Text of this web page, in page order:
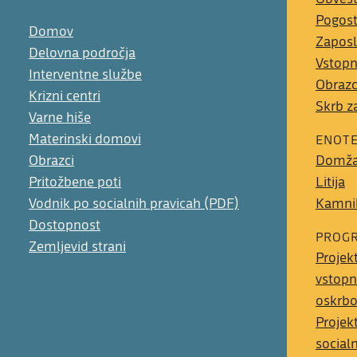
Domov
Delovna področja
Interventne službe
Krizni centri
Varne hiše
Materinski domovi
Obrazci
Pritožbene poti
Vodnik po socialnih pravicah (PDF)
Dostopnost
Zemljevid strani
Skrb
Litija
oskrbo